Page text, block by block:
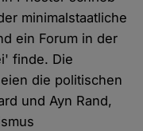
minimalstaatliche
ein Forum in der
finde. Die
die politischen
und Ayn Rand,